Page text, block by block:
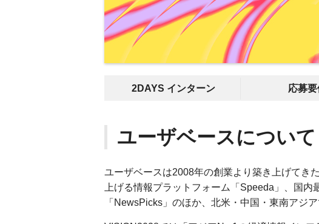
2DAYS インターン 応募
ユーザベースについて
ユーザベースは2008年の創業より築き上げてき
上げる情報プラットフォーム「Speeda」、国
「NewsPicks」のほか、北米・中国・東南アジ